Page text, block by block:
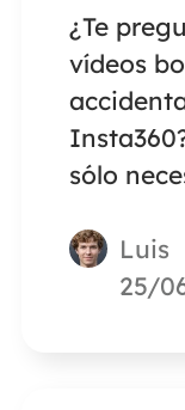
¿Te
vídeos
sólo
de
datos
Luis
25/